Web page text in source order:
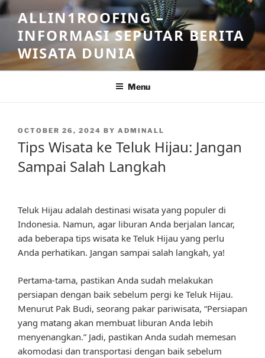
Skip
to
content
ALLIN1ROOFING –
INFORMASI SEPUTAR BERITA
WISATA DUNIA
Menu
POSTED
ON
OCTOBER 26, 2024 BY ADMINALL
Tips Wisata ke Teluk Hijau: Jangan
Sampai Salah Langkah
Teluk Hijau adalah destinasi wisata yang populer di
Indonesia. Namun, agar liburan Anda berjalan lancar,
ada beberapa tips wisata ke Teluk Hijau yang perlu
Anda perhatikan. Jangan sampai salah langkah, ya!
Pertama-tama, pastikan Anda sudah melakukan
persiapan dengan baik sebelum pergi ke Teluk Hijau.
Menurut Pak Budi, seorang pakar pariwisata, “Persiapan
yang matang akan membuat liburan Anda lebih
menyenangkan.” Jadi, pastikan Anda sudah memesan
akomodasi dan transportasi dengan baik sebelum